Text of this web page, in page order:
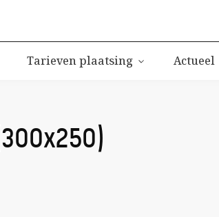
Tarieven plaatsing Actueel